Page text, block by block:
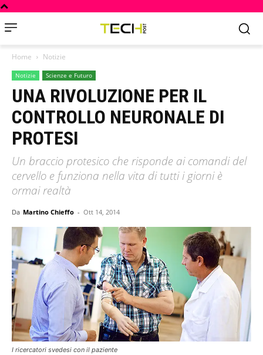
Home Notizie
Notizie Scienze e Futuro
UNA RIVOLUZIONE PER IL
CONTROLLO NEURONALE DI
PROTESI
Un braccio protesico che risponde ai comandi del
cervello e funziona nella vita di tutti i giorni è
ormai realtà
Da Martino Chieffo - Ott 14, 2014
I ricercatori svedesi con il paziente